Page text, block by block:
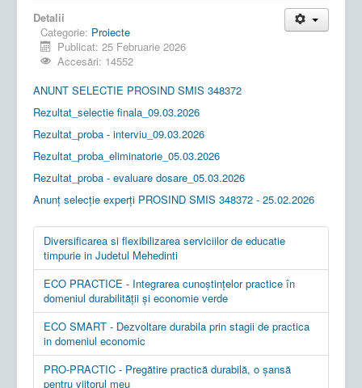
Detalii
Categorie: Proiecte
Publicat: 25 Februarie 2026
Accesări: 14552
ANUNT SELECTIE PROSIND SMIS 348372
Rezultat_selectie finala_09.03.2026
Rezultat_proba - interviu_09.03.2026
Rezultat_proba_eliminatorie_05.03.2026
Rezultat_proba - evaluare dosare_05.03.2026
Anunț selecție experți PROSIND SMIS 348372 - 25.02.2026
Diversificarea si flexibilizarea serviciilor de educatie
timpurie in Judetul Mehedinti
ECO PRACTICE - Integrarea cunoștințelor practice în
domeniul durabilității și economie verde
ECO SMART - Dezvoltare durabila prin stagii de practica
in domeniul economic
PRO-PRACTIC - Pregătire practică durabilă, o șansă
pentru viitorul meu